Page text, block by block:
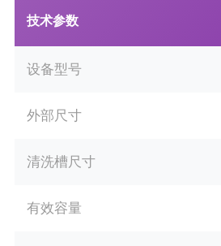
技术参数
设备型号
外部尺寸
清洗槽尺寸
有效容量